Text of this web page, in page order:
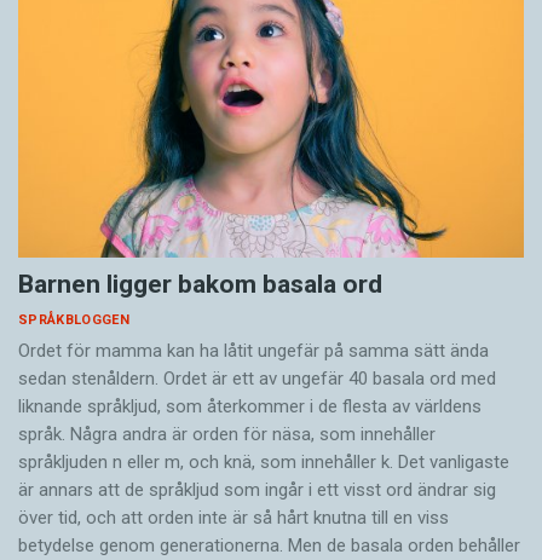
Barnen ligger bakom basala ord
SPRÅKBLOGGEN
Ordet för mamma kan ha låtit ungefär på samma sätt ända
sedan stenåldern. Ordet är ett av ungefär 40 basala ord med
liknande språkljud, som återkommer i de flesta av världens
språk. Några andra är orden för näsa, som innehåller
språkljuden n eller m, och knä, som innehåller k. Det vanligaste
är annars att de språkljud som ingår i ett visst ord ändrar sig
över tid, och att orden inte är så hårt knutna till en viss
betydelse genom generationerna. Men de basala orden behåller